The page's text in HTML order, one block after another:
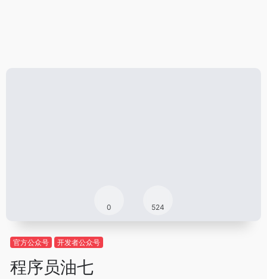
0 524
官方公众号 开发者公众号
程序员油七